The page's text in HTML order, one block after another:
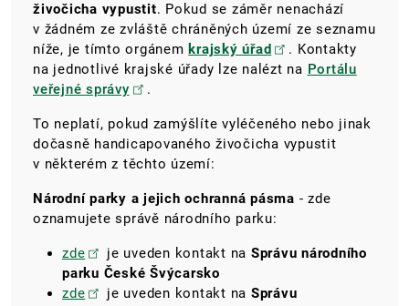
živočicha vypustit. Pokud se záměr nenachází
v žádném ze zvláště chráněných území ze seznamu
níže, je tímto orgánem krajský úřad
. Kontakty
na jednotlivé krajské úřady lze nalézt na Portálu
veřejné správy
.
To neplatí, pokud zamýšlíte vyléčeného nebo jinak
dočasně handicapovaného živočicha vypustit
v některém z těchto území:
Národní parky a jejich ochranná pásma - zde
oznamujete správě národního parku:
zde je uveden kontakt na Správu národního
parku České Švýcarsko
zde
je uveden kontakt na Správu